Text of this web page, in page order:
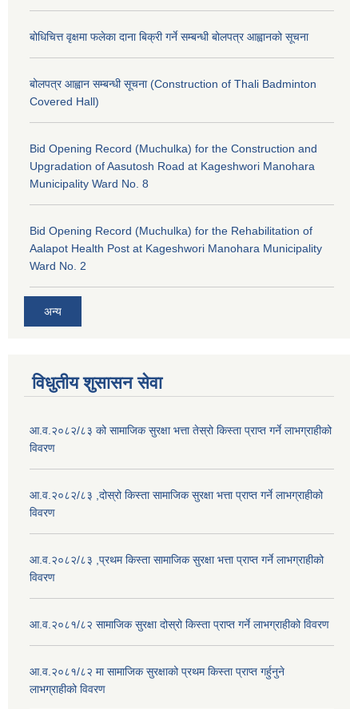
बोधिचित्त वृक्षमा फलेका दाना बिक्री गर्ने सम्बन्धी बोलपत्र आह्वानको सूचना
बोलपत्र आह्वान सम्बन्धी सूचना (Construction of Thali Badminton
Covered Hall)
Bid Opening Record (Muchulka) for the Construction and
Upgradation of Aasutosh Road at Kageshwori Manohara
Municipality Ward No. 8
Bid Opening Record (Muchulka) for the Rehabilitation of
Aalapot Health Post at Kageshwori Manohara Municipality
Ward No. 2
अन्य
विधुतीय शुसासन सेवा
आ.व.२०८२/८३ को सामाजिक सुरक्षा भत्ता तेस्रो किस्ता प्राप्त गर्ने लाभग्राहीको
विवरण
आ.व.२०८२/८३ ,दोस्रो किस्ता सामाजिक सुरक्षा भत्ता प्राप्त गर्ने लाभग्राहीको
विवरण
आ.व.२०८२/८३ ,प्रथम किस्ता सामाजिक सुरक्षा भत्ता प्राप्त गर्ने लाभग्राहीको
विवरण
आ.व.२०८१/८२ सामाजिक सुरक्षा दोस्रो किस्ता प्राप्त गर्ने लाभग्राहीको विवरण
आ.व.२०८१/८२ मा सामाजिक सुरक्षाको प्रथम किस्ता प्राप्त गर्हुनुने
लाभग्राहीको विवरण